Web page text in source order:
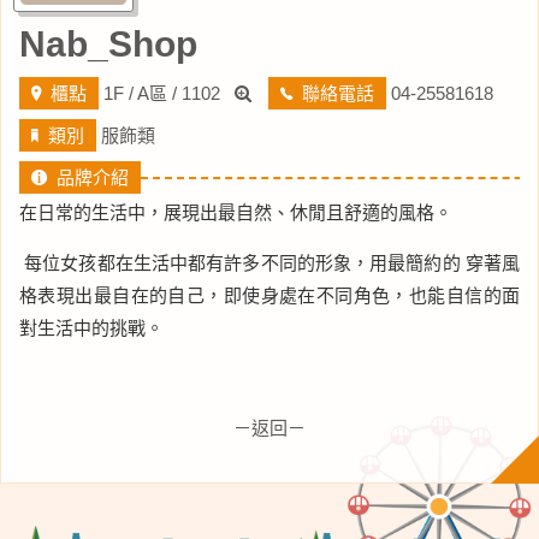
Nab_Shop
櫃點 1F / A區 / 1102 聯絡電話 04-25581618
類別 服飾類
品牌介紹
在日常的生活中，展現出最自然、休閒且舒適的風格。
每位女孩都在生活中都有許多不同的形象，用最簡約的 穿著風
格表現出最自在的自己，即使身處在不同角色，也能自信的面
對生活中的挑戰。
－返回－